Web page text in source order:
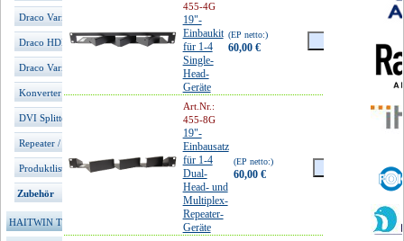
Draco Vario DualLink
Draco HDMI Extender
Draco Vario DisplayPort
Konverter
DVI Splitter
Repeater / Cross Repeater
Produktliste
Zubehör
HAITWIN TFT
455-4G
19"-
Einbaukit
für 1-4
Single-
Head-
Geräte
(EP netto:)
60,00 €
Art.Nr.:
455-8G
19"-
Einbausatz
für 1-4
Dual-
Head- und
Multiplex-
Repeater-
Geräte
(EP netto:)
60,00 €